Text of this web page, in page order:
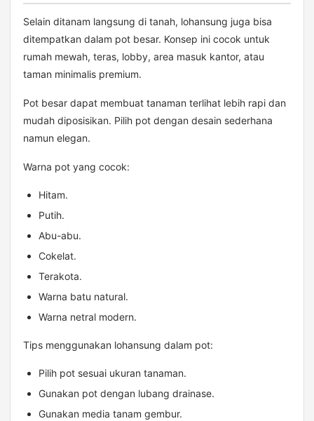
Selain ditanam langsung di tanah, lohansung juga bisa
ditempatkan dalam pot besar. Konsep ini cocok untuk
rumah mewah, teras, lobby, area masuk kantor, atau
taman minimalis premium.
Pot besar dapat membuat tanaman terlihat lebih rapi dan
mudah diposisikan. Pilih pot dengan desain sederhana
namun elegan.
Warna pot yang cocok:
Hitam.
Putih.
Abu-abu.
Cokelat.
Terakota.
Warna batu natural.
Warna netral modern.
Tips menggunakan lohansung dalam pot:
Pilih pot sesuai ukuran tanaman.
Gunakan pot dengan lubang drainase.
Gunakan media tanam gembur.